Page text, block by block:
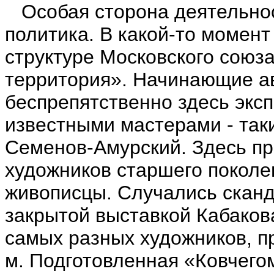
Особая сторона
политика. В какой-то
структуре Московского
территория». Начинающие
беспрепятственно здесь
известными мастерами -
Семенов-Амурский. Здесь
художников старшего
живописцы. Случались
закрытой выставкой
самых разных художников,
м. Подготовленная